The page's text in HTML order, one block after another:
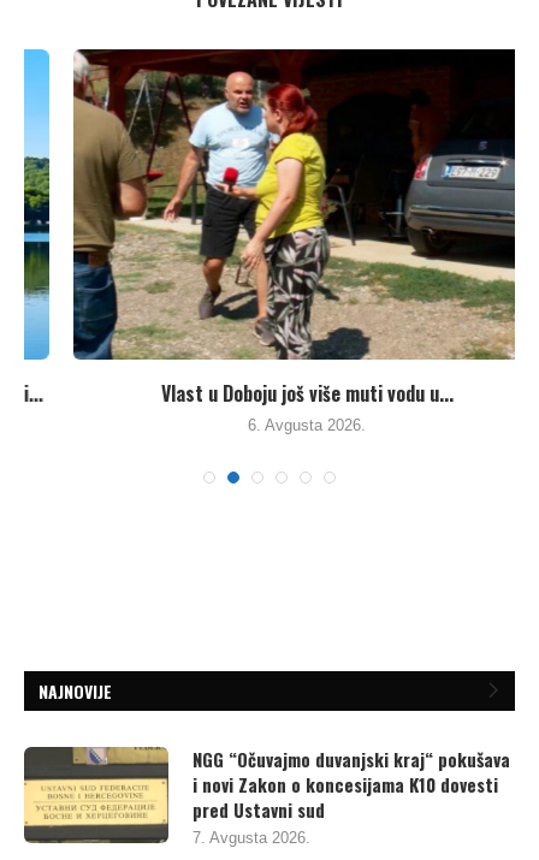
Vlast u Doboju još više muti vodu u...
6. Avgusta 2026.
NAJNOVIJE
i novi Zakon o koncesijama K10 dovesti
pred Ustavni sud
7. Avgusta 2026.